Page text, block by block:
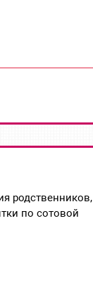
родственников,
по сотовой